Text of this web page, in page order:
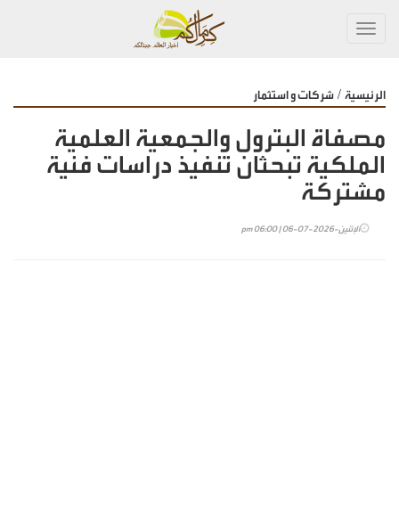
الرئيسية / شركات و استثمار
مصفاة البترول والجمعية العلمية
الملكية تبحثان تنفيذ دراسات فنية
مشتركة
الإثنين-2026-07-06 | 06:00 pm